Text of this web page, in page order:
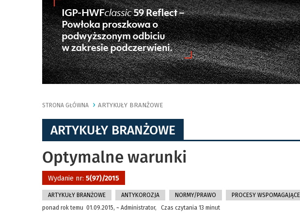
STRONA GŁÓWNA ARTYKUŁY BRANŻOWE
ARTYKUŁY BRANŻOWE
Optymalne warunki
Wydanie nr: 5(97)/2015
ARTYKUŁY BRANŻOWE ANTYKOROZJA NORMY/PRAWO PROCESY WSPOMAGAJĄCE
ponad rok temu 01.09.2015, ~ Administrator, Czas czytania 13 minut